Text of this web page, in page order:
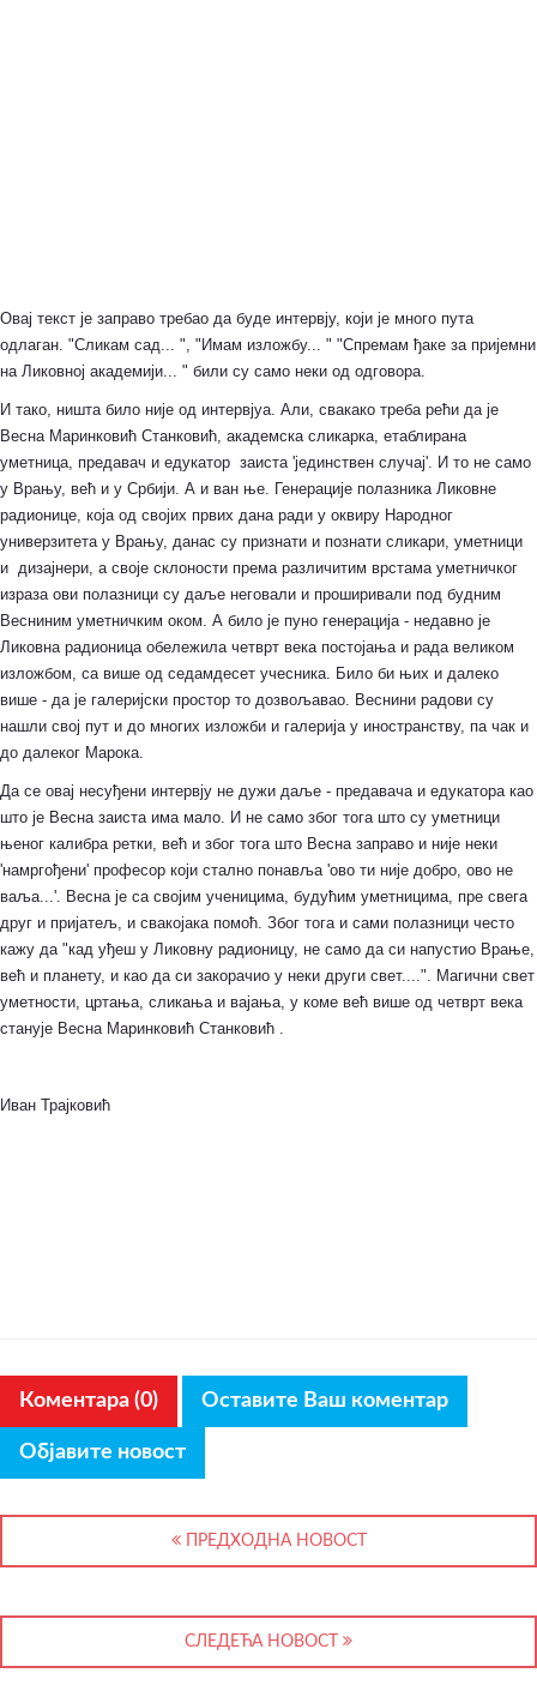
Овај текст је заправо требао да буде интервју, који је много пута
одлаган. "Сликам сад... ", "Имам изложбу... " "Спремам ђаке за пријемни
на Ликовној академији... " били су само неки од одговора.
И тако, ништа било није од интервјуа. Али, свакако треба рећи да је
Весна Маринковић Станковић, академска сликарка, етаблирана
уметница, предавач и едукатор заиста 'јединствен случај'. И то не само
у Врању, већ и у Србији. А и ван ње. Генерације полазника Ликовне
радионице, која од својих првих дана ради у оквиру Народног
универзитета у Врању, данас су признати и познати сликари, уметници
и дизајнери, а своје склоности према различитим врстама уметничког
израза ови полазници су даље неговали и проширивали под будним
Весниним уметничким оком. А било је пуно генерација - недавно је
Ликовна радионица обележила четврт века постојања и рада великом
изложбом, са више од седамдесет учесника. Било би њих и далеко
више - да је галеријски простор то дозвољавао. Веснини радови су
нашли свој пут и до многих изложби и галерија у иностранству, па чак и
до далеког Марока.
Да се овај несуђени интервју не дужи даље - предавача и едукатора као
што је Весна заиста има мало. И не само због тога што су уметници
њеног калибра ретки, већ и због тога што Весна заправо и није неки
'намргођени' професор који стално понавља 'ово ти није добро, ово не
ваља...'. Весна је са својим ученицима, будућим уметницима, пре свега
друг и пријатељ, и свакојака помоћ. Због тога и сами полазници често
кажу да "кад уђеш у Ликовну радионицу, не само да си напустио Врање,
већ и планету, и као да си закорачио у неки други свет....". Магични свет
уметности, цртања, сликања и вајања, у коме већ више од четврт века
станује Весна Маринковић Станковић .
Иван Трајковић
Коментара (0) Оставите Ваш коментар
Објавите новост
ПРЕДХОДНА НОВОСТ
СЛЕДЕЋА НОВОСТ